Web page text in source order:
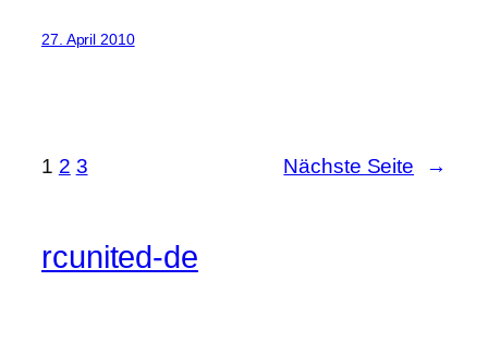
27. April 2010
1 2 3 Nächste Seite →
rcunited-de